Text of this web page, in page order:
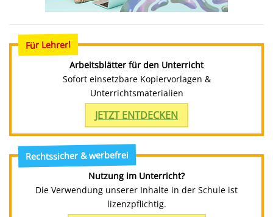
Für Lehrer!
Arbeitsblätter für den Unterricht
Sofort einsetzbare Kopiervorlagen &
Unterrichtsmaterialien
JETZT ENTDECKEN
Rechtssicher & werbefrei
Nutzung im Unterricht?
Die Verwendung unserer Inhalte in der Schule ist
lizenzpflichtig.